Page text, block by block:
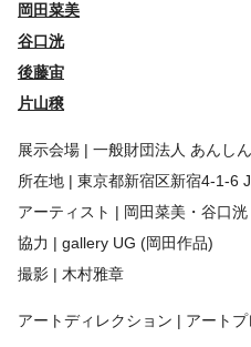
岡田菜美
谷口洸
後藤宙
片山穣
展示会場 | 一般財団法人 あんし
所在地 | 東京都新宿区新宿4-1-6
アーティスト | 岡田菜美・谷口
協力 | gallery UG (岡田作品)
撮影 | 木村雅章
アートディレクション | アート